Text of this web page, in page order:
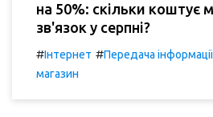
на 50%: скільки коштує
зв'язок у серпні?
#Інтернет #Передача інформації
магазин